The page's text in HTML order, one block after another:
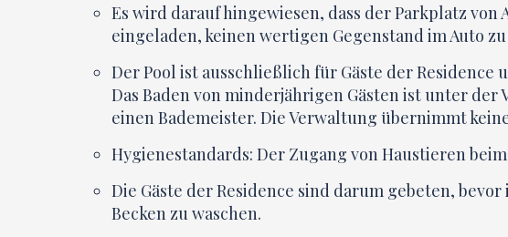
Es wird darauf hingewiesen, dass der Parkplatz
eingeladen, keinen wertigen Gegenstand im Auto zu
Der Pool ist ausschließlich für Gäste der
Das Baden von minderjährigen Gästen ist unter
einen Bademeister. Die Verwaltung übernimmt
Hygienestandards: Der Zugang von Haustieren
Die Gäste der Residence sind darum gebeten,
Becken zu waschen.